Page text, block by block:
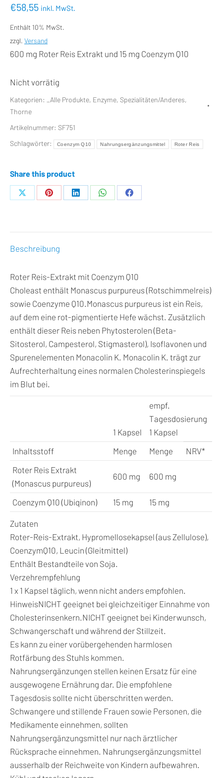
€58,55 inkl. MwSt.
Enthält 10% MwSt.
zzgl. Versand
600 mg Roter Reis Extrakt und 15 mg Coenzym Q10
Nicht vorrätig
Kategorien: _Alle Produkte, Enzyme, Spezialitäten/Anderes,
Thorne
Artikelnummer: SF751
Schlagwörter:
Coenzym Q10 Nahrungsergänzungsmittel Roter Reis
Share this product
Teilen Teilen Teilen Teilen Teilen
Beschreibung
Roter Reis-Extrakt mit Coenzym Q10
Choleast enthält Monascus purpureus (Rotschimmelreis)
sowie Coenzyme Q10.Monascus purpureus ist ein Reis,
auf dem eine rot-pigmentierte Hefe wächst. Zusätzlich
enthält dieser Reis neben Phytosterolen (Beta-
Sitosterol, Campesterol, Stigmasterol), Isoflavonen und
Spurenelementen Monacolin K. Monacolin K. trägt zur
Aufrechterhaltung eines normalen Cholesterinspiegels
im Blut bei.
1 Kapsel
empf.
Tagesdosierung
1 Kapsel
Inhaltsstoff
Menge Menge
NRV*
Roter Reis Extrakt
(Monascus purpureus)
600 mg 600 mg
Coenzym Q10 (Ubiqinon) 15 mg 15 mg
Zutaten
Roter-Reis-Extrakt, Hypromellosekapsel (aus Zellulose),
CoenzymQ10, Leucin (Gleitmittel)
Enthält Bestandteile von Soja.
Verzehrempfehlung
1 x 1 Kapsel täglich, wenn nicht anders empfohlen.
HinweisNICHT geeignet bei gleichzeitiger Einnahme von
Cholesterinsenkern.NICHT geeignet bei Kinderwunsch,
Schwangerschaft und während der Stillzeit.
Es kann zu einer vorübergehenden harmlosen
Rotfärbung des Stuhls kommen.
Nahrungsergänzungen stellen keinen Ersatz für eine
ausgewogene Ernährung dar. Die empfohlene
Tagesdosis sollte nicht überschritten werden.
Schwangere und stillende Frauen sowie Personen, die
Medikamente einnehmen, sollten
Nahrungsergänzungsmittel nur nach ärztlicher
Rücksprache einnehmen. Nahrungsergänzungsmittel
ausserhalb der Reichweite von Kindern aufbewahren.